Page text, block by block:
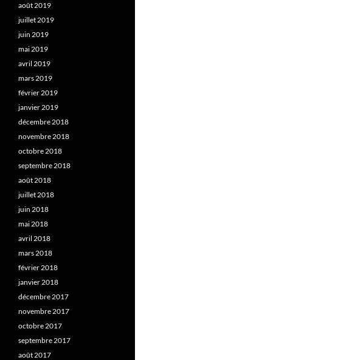
août 2019
juillet 2019
juin 2019
mai 2019
avril 2019
mars 2019
février 2019
janvier 2019
décembre 2018
novembre 2018
octobre 2018
septembre 2018
août 2018
juillet 2018
juin 2018
mai 2018
avril 2018
mars 2018
février 2018
janvier 2018
décembre 2017
novembre 2017
octobre 2017
septembre 2017
août 2017